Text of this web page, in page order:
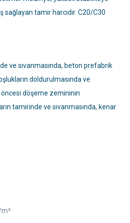
tamir harcıdır. C20/C30
ve sıvanmasında, beton prefabrik
doldurulmasında ve
öncesi döşeme zemininin
tamirinde ve sıvanmasında, kenar
m²